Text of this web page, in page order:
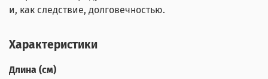
и, как следствие, долговечностью.
Характеристики
Длина (см)